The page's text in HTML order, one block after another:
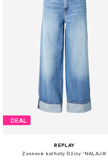
DEAL
REPLAY
Zvonové kalhoty Džíny 'NALAJA'